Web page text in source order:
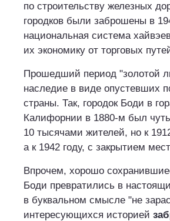
по строительству железных
городков были заброшены в
национальная система
их экономику от торговых
Прошедший период "золотой
наследие в виде опустевших
страны. Так, городок Боди в
Калифорнии в 1880-м был
10 тысячами жителей, но к
а к 1942 году, с закрытием
Впрочем, хорошо
Боди превратились в
в буквальном смысле "не
интересующихся историей